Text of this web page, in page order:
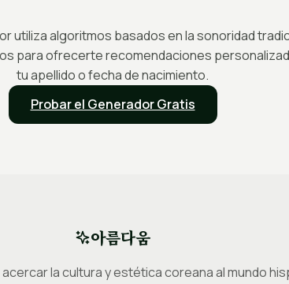
utiliza algoritmos basados en la sonoridad
para ofrecerte recomendaciones
tu apellido o fecha de nacimiento.
Probar el Generador Gratis
아름다움
la cultura y estética coreana al mundo